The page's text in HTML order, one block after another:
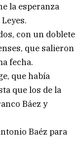
la esperanza
con un doblete
que salieron
fecha.
que había
que los de la
Báez y
Baéz para